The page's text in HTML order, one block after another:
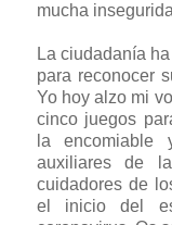
mucha
La ciudadanía
para reconocer
Yo hoy alzo mi
cinco juegos
la
auxiliares de
cuidadores de
el inicio del